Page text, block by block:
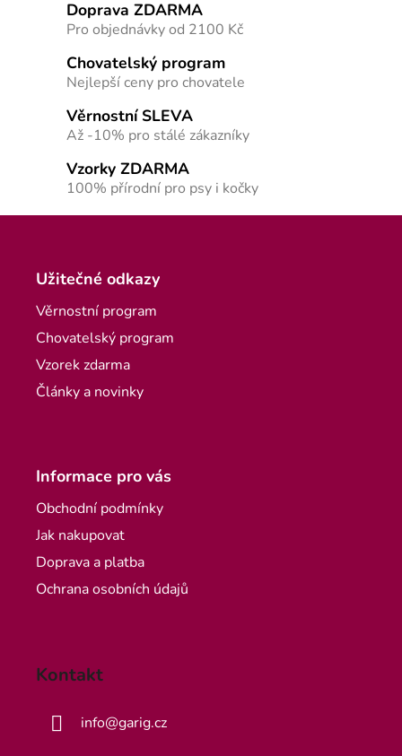
Doprava ZDARMA
Pro objednávky od 2100 Kč
Chovatelský program
Nejlepší ceny pro chovatele
Věrnostní SLEVA
Až -10% pro stálé zákazníky
Vzorky ZDARMA
100% přírodní pro psy i kočky
Užitečné odkazy
Věrnostní program
Chovatelský program
Vzorek zdarma
Články a novinky
Informace pro vás
Obchodní podmínky
Jak nakupovat
Doprava a platba
Ochrana osobních údajů
Kontakt
info@garig.cz